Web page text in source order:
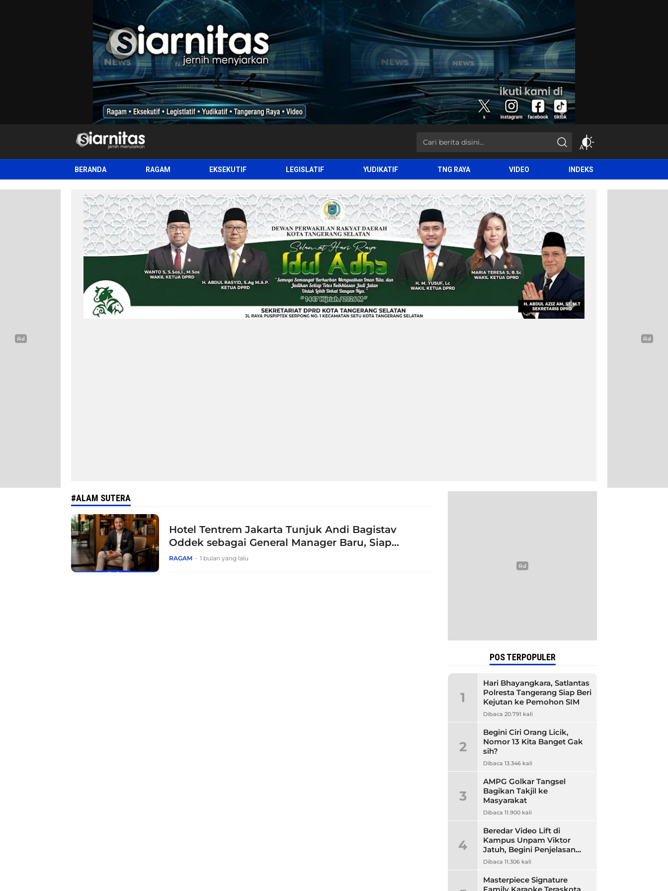
siarnitas
Jernih Menyiarkan
BERANDA RAGAM EKSEKUTIF LEGISLATIF YUDIKATIF TNG RAYA VIDEO INDEKS
#ALAM SUTERA
Hotel Tentrem Jakarta Tunjuk Andi Bagistav
Oddek sebagai General Manager Baru, Siap
Perkuat Layanan Hospitality Premium
RAGAM 1 bulan yang lalu
POS TERPOPULER
1
Hari Bhayangkara, Satlantas
Polresta Tangerang Siap Beri
Kejutan ke Pemohon SIM
Dibaca 20.791 kali
2
Begini Ciri Orang Licik,
Nomor 13 Kita Banget Gak
sih?
Dibaca 13.346 kali
3
AMPG Golkar Tangsel
Bagikan Takjil ke
Masyarakat
Dibaca 11.900 kali
4
Beredar Video Lift di
Kampus Unpam Viktor
Jatuh, Begini Penjelasan
Rektor Unpam
Dibaca 11.306 kali
Masterpiece Signature